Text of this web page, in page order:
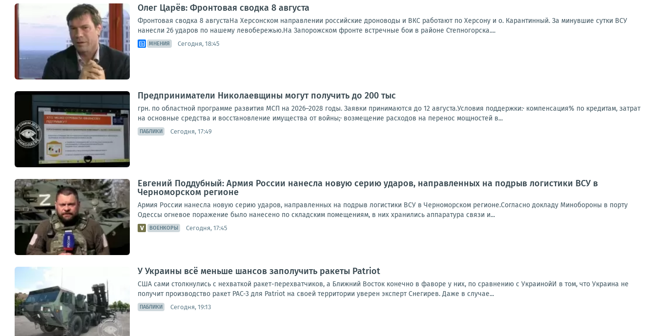
Олег Царёв: Фронтовая сводка 8 августа
Фронтовая сводка 8 августаНа Херсонском направлении российские дроноводы и ВКС работают по Херсону и о. Карантинный. За минувшие сутки ВСУ
нанесли 26 ударов по нашему левобережью.На Запорожском фронте встречные бои в районе Степногорска....
МНЕНИЯ Сегодня, 18:45
Предприниматели Николаевщины могут получить до 200 тыс
грн. по областной программе развития МСП на 2026–2028 годы. Заявки принимаются до 12 августа.Условия поддержки:· компенсация% по кредитам, затрат
на основные средства и восстановление имущества от войны;· возмещение расходов на перенос мощностей в...
ПАБЛИКИ Сегодня, 17:49
Евгений Поддубный: Армия России нанесла новую серию ударов, направленных на подрыв логистики ВСУ в
Черноморском регионе
Армия России нанесла новую серию ударов, направленных на подрыв логистики ВСУ в Черноморском регионе.Согласно докладу Минобороны в порту
Одессы огневое поражение было нанесено по складским помещениям, в них хранились аппаратура связи и...
ВОЕНКОРЫ Сегодня, 17:45
У Украины всё меньше шансов заполучить ракеты Patriot
США сами столкнулись с нехваткой ракет-перехватчиков, а Ближний Восток конечно в фаворе у них, по сравнению с УкраинойИ в том, что Украина не
получит производство ракет PAC-3 для Patriot на своей территории уверен эксперт Снегирев. Даже в случае...
ПАБЛИКИ Сегодня, 19:13